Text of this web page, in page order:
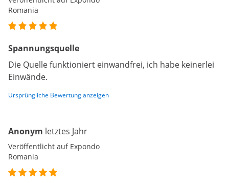
Romania
Spannungsquelle
Die Quelle funktioniert einwandfrei, ich habe keinerlei
Einwände.
Ursprüngliche Bewertung anzeigen
Anonym letztes Jahr
Veröffentlicht auf Expondo
Romania